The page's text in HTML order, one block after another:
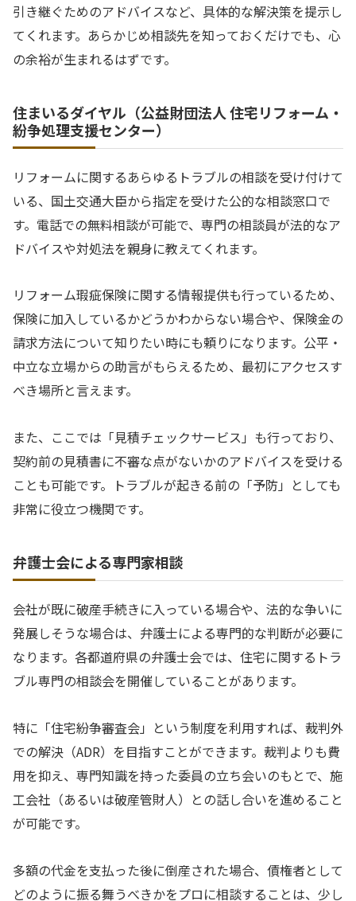
引き継ぐためのアドバイスなど、具体的な解決策を提示し
てくれます。あらかじめ相談先を知っておくだけでも、心
の余裕が生まれるはずです。
住まいるダイヤル（公益財団法人 住宅リフォーム・
紛争処理支援センター）
リフォームに関するあらゆるトラブルの相談を受け付けて
いる、国土交通大臣から指定を受けた公的な相談窓口で
す。電話での無料相談が可能で、専門の相談員が法的なア
ドバイスや対処法を親身に教えてくれます。
リフォーム瑕疵保険に関する情報提供も行っているため、
保険に加入しているかどうかわからない場合や、保険金の
請求方法について知りたい時にも頼りになります。公平・
中立な立場からの助言がもらえるため、最初にアクセスす
べき場所と言えます。
また、ここでは「見積チェックサービス」も行っており、
契約前の見積書に不審な点がないかのアドバイスを受ける
ことも可能です。トラブルが起きる前の「予防」としても
非常に役立つ機関です。
弁護士会による専門家相談
会社が既に破産手続きに入っている場合や、法的な争いに
発展しそうな場合は、弁護士による専門的な判断が必要に
なります。各都道府県の弁護士会では、住宅に関するトラ
ブル専門の相談会を開催していることがあります。
特に「住宅紛争審査会」という制度を利用すれば、裁判外
での解決（ADR）を目指すことができます。裁判よりも費
用を抑え、専門知識を持った委員の立ち会いのもとで、施
工会社（あるいは破産管財人）との話し合いを進めること
が可能です。
多額の代金を支払った後に倒産された場合、債権者として
どのように振る舞うべきかをプロに相談することは、少し